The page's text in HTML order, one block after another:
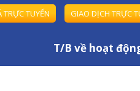
TRỰC TUYẾN GIAO DỊCH TRỰC
T/B về hoạt động